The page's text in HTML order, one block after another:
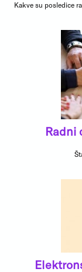
Kakve su posledice
Radni